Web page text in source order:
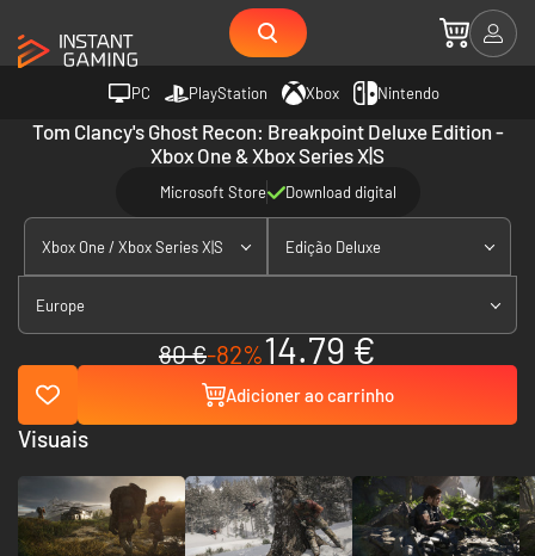
PC PlayStation Xbox Nintendo
Tom Clancy's Ghost Recon: Breakpoint Deluxe Edition -
Xbox One & Xbox Series X|S
Microsoft Store Download digital
Xbox One / Xbox Series X|S Edição Deluxe
Europe
80 €-82%14.79 €
Adicioner ao carrinho
Visuais